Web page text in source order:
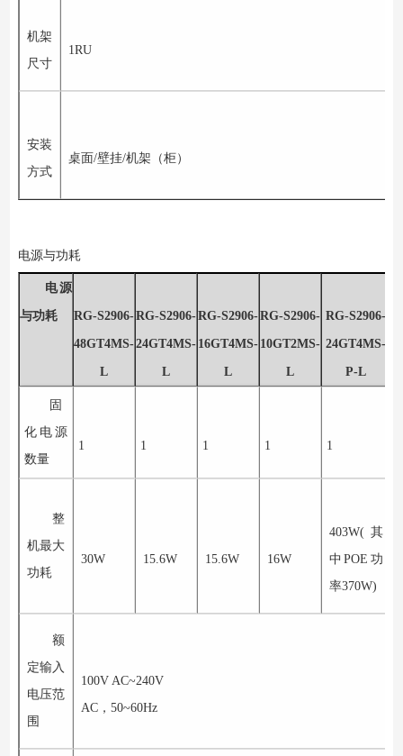
机架
尺寸
1RU
安装
方式
桌面/壁挂/机架（柜）
电源与功耗
电源
与功耗 RG-S2906-
48GT4MS-
L
RG-S2906-
24GT4MS-
L
RG-S2906-
16GT4MS-
L
RG-S2906-
10GT2MS-
L
RG-S2906-
24GT4MS-
P-L
固
化电源
数量
1 1 1 1 1
整
机最大
功耗
30W 15.6W 15.6W 16W
403W(其
中POE 功
率370W)
额
定输入
电压范
围
100V AC~240V
AC， 50~60Hz